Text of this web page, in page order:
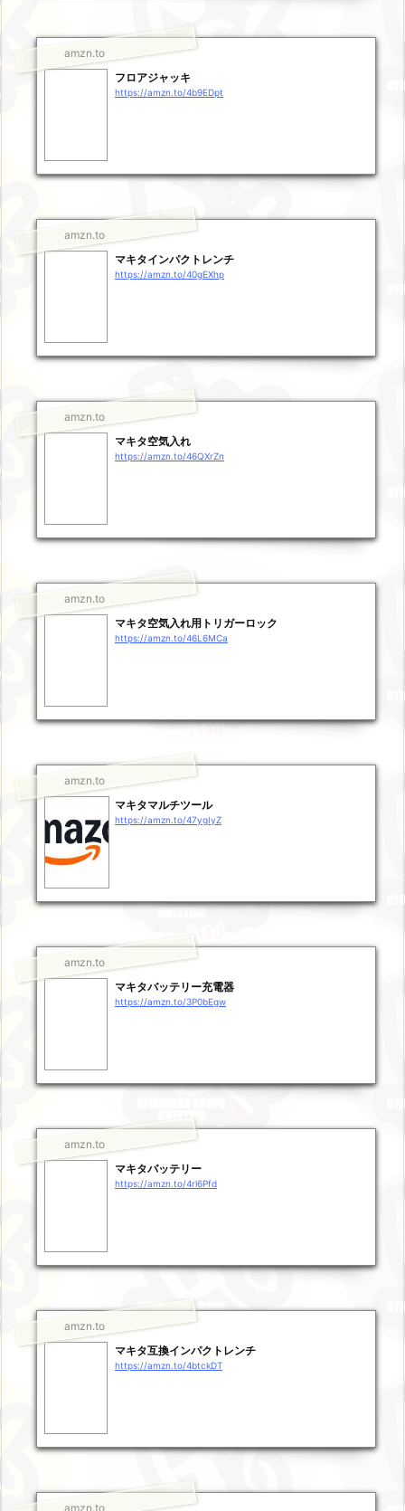
amzn.to
フロアジャッキ
https://amzn.to/4b9EDpt
amzn.to
マキタインパクトレンチ
https://amzn.to/40gEXhp
amzn.to
マキタ空気入れ
https://amzn.to/46QXrZn
amzn.to
マキタ空気入れ用トリガーロック
https://amzn.to/46L6MCa
amzn.to
マキタマルチツール
https://amzn.to/47ygIyZ
amzn.to
マキタバッテリー充電器
https://amzn.to/3P0bEgw
amzn.to
マキタバッテリー
https://amzn.to/4rl6Pfd
amzn.to
マキタ互換インパクトレンチ
https://amzn.to/4btckDT
amzn.to